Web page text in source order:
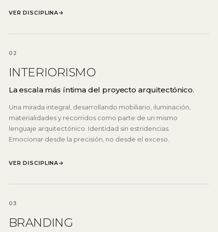
VER DISCIPLINA→
02
INTERIORISMO
La escala más íntima del proyecto arquitectónico.
Una mirada integral, desarrollando mobiliario, iluminación,
materialidades y recorridos como parte de un mismo
lenguaje arquitectónico. Identidad sin estridencias.
Emocionar desde la precisión, no desde el exceso.
VER DISCIPLINA→
03
BRANDING